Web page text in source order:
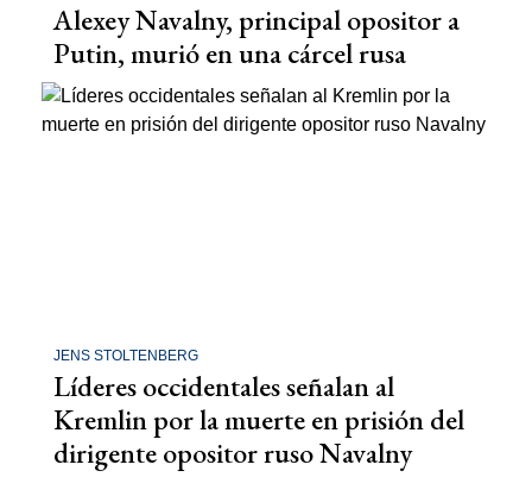
Alexey Navalny, principal opositor a
Putin, murió en una cárcel rusa
JENS STOLTENBERG
Líderes occidentales señalan al
Kremlin por la muerte en prisión del
dirigente opositor ruso Navalny